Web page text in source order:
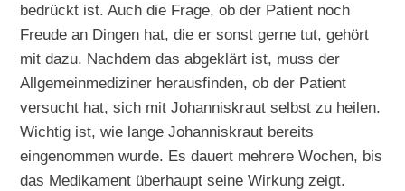
bedrückt ist. Auch die Frage, ob der Patient noch
Freude an Dingen hat, die er sonst gerne tut, gehört
mit dazu. Nachdem das abgeklärt ist, muss der
Allgemeinmediziner herausfinden, ob der Patient
versucht hat, sich mit Johanniskraut selbst zu heilen.
Wichtig ist, wie lange Johanniskraut bereits
eingenommen wurde. Es dauert mehrere Wochen, bis
das Medikament überhaupt seine Wirkung zeigt.